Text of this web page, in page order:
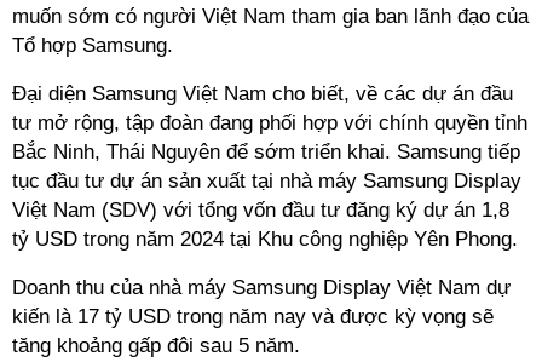
muốn sớm có người Việt Nam tham gia ban lãnh đạo của
Tổ hợp Samsung.
Đại diện Samsung Việt Nam cho biết, về các dự án đầu
tư mở rộng, tập đoàn đang phối hợp với chính quyền tỉnh
Bắc Ninh, Thái Nguyên để sớm triển khai. Samsung tiếp
tục đầu tư dự án sản xuất tại nhà máy Samsung Display
Việt Nam (SDV) với tổng vốn đầu tư đăng ký dự án 1,8
tỷ USD trong năm 2024 tại Khu công nghiệp Yên Phong.
Doanh thu của nhà máy Samsung Display Việt Nam dự
kiến là 17 tỷ USD trong năm nay và được kỳ vọng sẽ
tăng khoảng gấp đôi sau 5 năm.